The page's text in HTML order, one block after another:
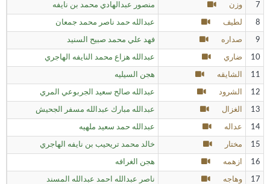
7 وزن منصور عبدالهادي محمد بن نايفه
8 لطيف عبدالله حمد ناصر محمد جمعان
9 صداره فهد علي محمد صبيح السنيد
10 ضاري عبدالله هزاع محمد النايفه الهاجري
11 الشايقه هجن السيليه
12 الشرود عبدالله صالح سعيد الجربوعي المري
13 الغزال عبدالله مبارك عبدالله مسفر الجحيش
14 عداله عبدالله حمد سعيد ملهيه
15 مختار خالد محمد تريحيب بن نايفه الهاجري
16 ازهمه هجن الغرافه
17 وهاجه ناصر عبدالله احمد عبدالله المسند